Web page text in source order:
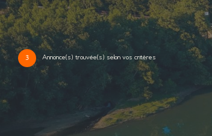
3 Annonce(s) trouvée(s) selon vos critères